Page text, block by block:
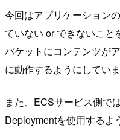
今回はアプリケーション
ていない or できないこと
バケットにコンテンツが
に動作するようにしていま
また、ECSサービス側で
Deploymentを使用するよ